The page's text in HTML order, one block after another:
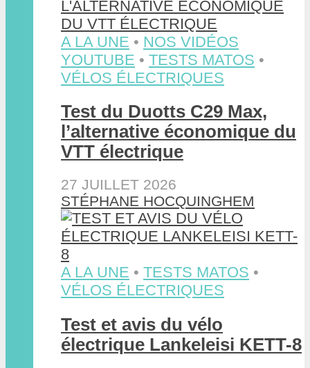
A LA UNE • NOS VIDÉOS
YOUTUBE • TESTS MATOS •
VÉLOS ÉLECTRIQUES
Test du Duotts C29 Max,
l’alternative économique du
VTT électrique
27 JUILLET 2026
STÉPHANE HOCQUINGHEM
A LA UNE • TESTS MATOS •
VÉLOS ÉLECTRIQUES
Test et avis du vélo
électrique Lankeleisi KETT-8